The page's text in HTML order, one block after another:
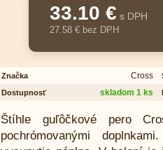
33.10 € s DPH
27.58 € bez DPH
Značka Cross
Dostupnosť
skladom 1 ks
Štíhle guľôčkové pero
pochrómovanými